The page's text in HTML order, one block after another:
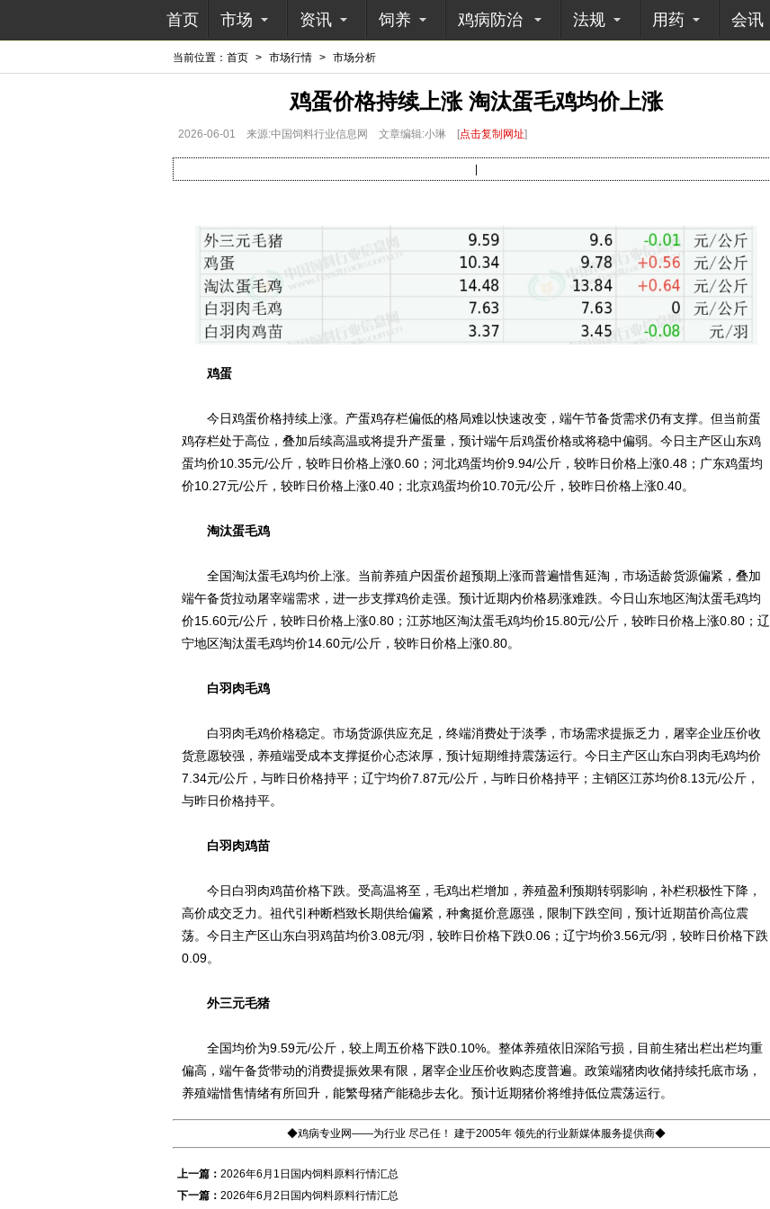
首页 市场 资讯 饲养 鸡病防治 法规 用药 会讯
当前位置： 首页 > 市场行情 > 市场分析
鸡蛋价格持续上涨 淘汰蛋毛鸡均价上涨
2026-06-01 来源:中国饲料行业信息网 文章编辑:小琳 [点击复制网址]
鸡蛋
今日鸡蛋价格持续上涨。产蛋鸡存栏偏低的格局难以快速改变，端午节备货需求仍有支撑。但当前蛋
鸡存栏处于高位，叠加后续高温或将提升产蛋量，预计端午后鸡蛋价格或将稳中偏弱。今日主产区山东鸡
蛋均价10.35元/公斤，较昨日价格上涨0.60；河北鸡蛋均价9.94/公斤，较昨日价格上涨0.48；广东鸡蛋均
价10.27元/公斤，较昨日价格上涨0.40；北京鸡蛋均价10.70元/公斤，较昨日价格上涨0.40。
淘汰蛋毛鸡
全国淘汰蛋毛鸡均价上涨。当前养殖户因蛋价超预期上涨而普遍惜售延淘，市场适龄货源偏紧，叠加
端午备货拉动屠宰端需求，进一步支撑鸡价走强。预计近期内价格易涨难跌。今日山东地区淘汰蛋毛鸡均
价15.60元/公斤，较昨日价格上涨0.80；江苏地区淘汰蛋毛鸡均价15.80元/公斤，较昨日价格上涨0.80；辽
宁地区淘汰蛋毛鸡均价14.60元/公斤，较昨日价格上涨0.80。
白羽肉毛鸡
白羽肉毛鸡价格稳定。市场货源供应充足，终端消费处于淡季，市场需求提振乏力，屠宰企业压价收
货意愿较强，养殖端受成本支撑挺价心态浓厚，预计短期维持震荡运行。今日主产区山东白羽肉毛鸡均价
7.34元/公斤，与昨日价格持平；辽宁均价7.87元/公斤，与昨日价格持平；主销区江苏均价8.13元/公斤，
与昨日价格持平。
白羽肉鸡苗
今日白羽肉鸡苗价格下跌。受高温将至，毛鸡出栏增加，养殖盈利预期转弱影响，补栏积极性下降，
高价成交乏力。祖代引种断档致长期供给偏紧，种禽挺价意愿强，限制下跌空间，预计近期苗价高位震
荡。今日主产区山东白羽鸡苗均价3.08元/羽，较昨日价格下跌0.06；辽宁均价3.56元/羽，较昨日价格下跌
0.09。
外三元毛猪
全国均价为9.59元/公斤，较上周五价格下跌0.10%。整体养殖依旧深陷亏损，目前生猪出栏出栏均重
偏高，端午备货带动的消费提振效果有限，屠宰企业压价收购态度普遍。政策端猪肉收储持续托底市场，
养殖端惜售情绪有所回升，能繁母猪产能稳步去化。预计近期猪价将维持低位震荡运行。
◆鸡病专业网——为行业 尽己任！ 建于2005年 领先的行业新媒体服务提供商◆
上一篇： 2026年6月1日国内饲料原料行情汇总
下一篇： 2026年6月2日国内饲料原料行情汇总